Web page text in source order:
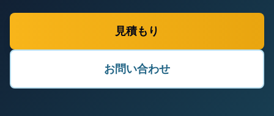
見積もり
お問い合わせ